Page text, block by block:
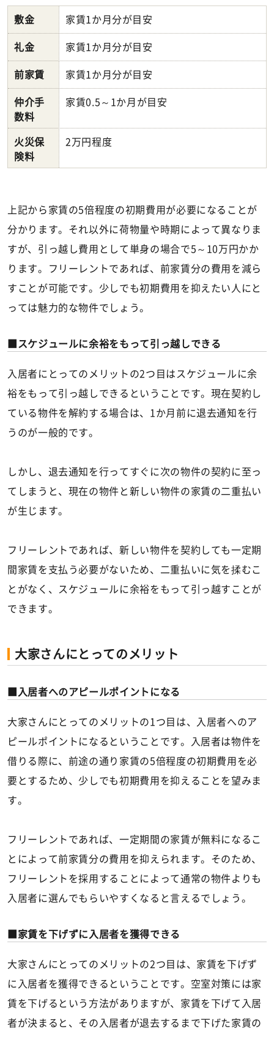
敷金 家賃1か月分が目安
礼金 家賃1か月分が目安
前家賃 家賃1か月分が目安
仲介手
数料
家賃0.5～1か月が目安
火災保
険料
2万円程度
上記から家賃の5倍程度の初期費用が必要になることが
分かります。それ以外に荷物量や時期によって異なりま
すが、引っ越し費用として単身の場合で5～10万円かか
ります。フリーレントであれば、前家賃分の費用を減ら
すことが可能です。少しでも初期費用を抑えたい人にと
っては魅力的な物件でしょう。
スケジュールに余裕をもって引っ越しできる
入居者にとってのメリットの2つ目はスケジュールに余
裕をもって引っ越しできるということです。現在契約し
ている物件を解約する場合は、1か月前に退去通知を行
うのが一般的です。
しかし、退去通知を行ってすぐに次の物件の契約に至っ
てしまうと、現在の物件と新しい物件の家賃の二重払い
が生じます。
フリーレントであれば、新しい物件を契約しても一定期
間家賃を支払う必要がないため、二重払いに気を揉むこ
とがなく、スケジュールに余裕をもって引っ越すことが
できます。
大家さんにとってのメリット
入居者へのアピールポイントになる
大家さんにとってのメリットの1つ目は、入居者へのア
ピールポイントになるということです。入居者は物件を
借りる際に、前途の通り家賃の5倍程度の初期費用を必
要とするため、少しでも初期費用を抑えることを望みま
す。
フリーレントであれば、一定期間の家賃が無料になるこ
とによって前家賃分の費用を抑えられます。そのため、
フリーレントを採用することによって通常の物件よりも
入居者に選んでもらいやすくなると言えるでしょう。
家賃を下げずに入居者を獲得できる
大家さんにとってのメリットの2つ目は、家賃を下げず
に入居者を獲得できるということです。空室対策には家
賃を下げるという方法がありますが、家賃を下げて入居
者が決まると、その入居者が退去するまで下げた家賃の